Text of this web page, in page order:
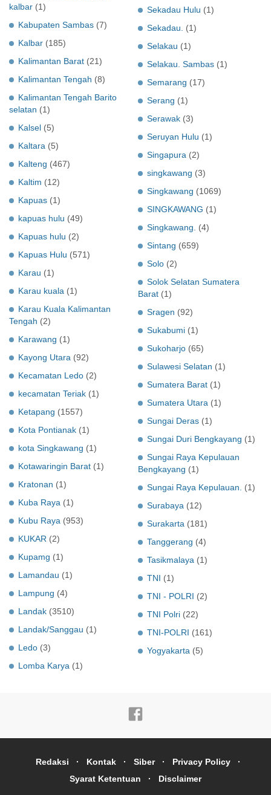
kalbar (1)
Kabupaten Sambas (7)
Kalbar (185)
Kalimantan Barat (21)
Kalimantan Tengah (8)
Kalimantan Tengah Barito
selatan (1)
Kalsel (5)
Kaltara (5)
Kalteng (467)
Kaltim (12)
Kapuas (1)
kapuas hulu (49)
Kapuas hulu (2)
Kapuas Hulu (571)
Karau (1)
Karau kuala (1)
Karau Kuala Kalimantan
Tengah (2)
Karawang (1)
Kayong Utara (92)
Kecamatan Ledo (2)
kecamatan Teriak (1)
Ketapang (1557)
Kota Pontianak (1)
kota Singkawang (1)
Kotawaringin Barat (1)
Kratonan (1)
Kuba Raya (1)
Kubu Raya (953)
KUKAR (2)
Kupamg (1)
Lamandau (1)
Lampung (4)
Landak (3510)
Landak/Sanggau (1)
Ledo (3)
Lomba Karya (1)
Sekadau Hulu (1)
Sekadau.
(1)
Selakau (1)
Selakau. Sambas (1)
Semarang (17)
Serang (1)
Serawak (3)
Seruyan Hulu (1)
Singapura (2)
singkawang (3)
Singkawang (1069)
SINGKAWANG (1)
Singkawang.
(4)
Sintang (659)
Solo (2)
Solok Selatan Sumatera
Barat (1)
Sragen (92)
Sukabumi (1)
Sukoharjo (65)
Sulawesi Selatan (1)
Sumatera Barat (1)
Sumatera Utara (1)
Sungai Deras (1)
Sungai Duri Bengkayang (1)
Sungai Raya Kepulauan
Bengkayang (1)
Sungai Raya Kepulauan.
(1)
Surabaya (12)
Surakarta (181)
Tanggerang (4)
Tasikmalaya (1)
TNI (1)
TNI - POLRI (2)
TNI Polri (22)
TNI-POLRI (161)
Yogyakarta (5)
Redaksi Kontak Siber
Privacy Policy
Syarat Ketentuan
Disclaimer